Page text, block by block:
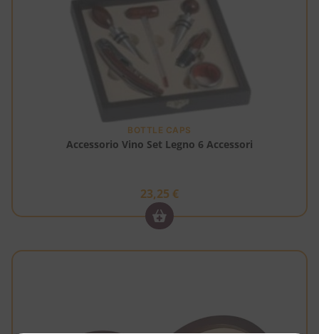
BOTTLE CAPS
Accessorio Vino Set Legno 6 Accessori
23,25 €